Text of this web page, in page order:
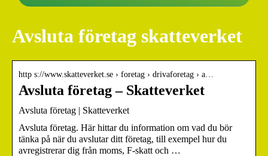
Avsluta företag skatteverket
http s://www.skatteverket.se › foretag › drivaforetag › a…
Avsluta företag – Skatteverket
Avsluta företag | Skatteverket
Avsluta företag. Här hittar du information om vad du bör
tänka på när du avslutar ditt företag, till exempel hur du
avregistrerar dig från moms, F‑skatt och …